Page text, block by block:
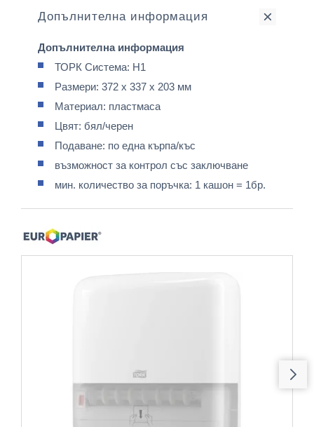
Допълнителна информация
Допълнителна информация
ТОРК Система: H1
Размери: 372 x 337 x 203 мм
Материал: пластмасa
Цвят: бял/черен
Подаване: по една кърпа/къс
възможност за контрол със заключване
мин. количество за поръчка: 1 кашон = 1бр.